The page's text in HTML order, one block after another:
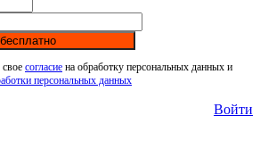
согласие на обработку персональных данных и
персональных данных
Войти